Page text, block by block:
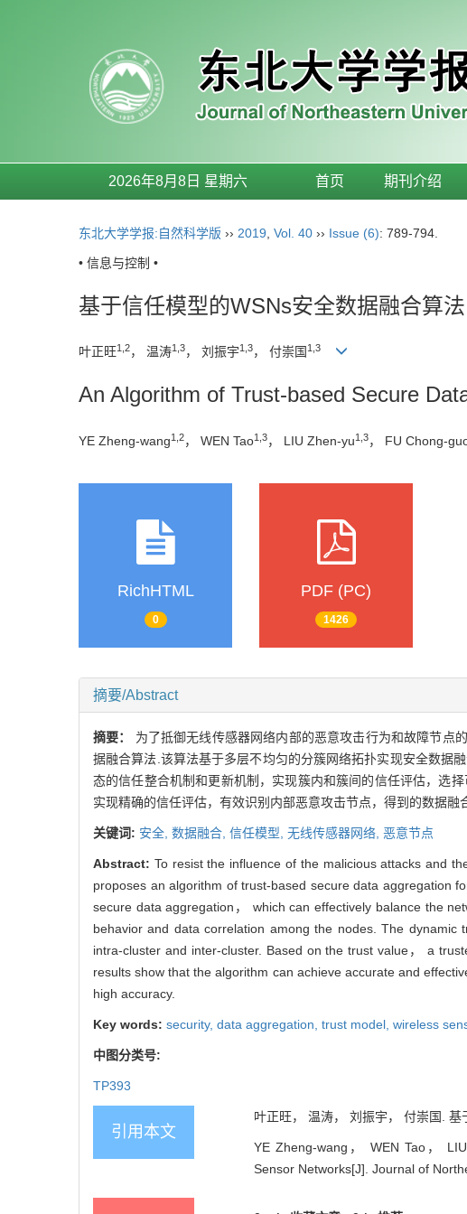
2026年8月8日 星期六 首页 期刊介绍
东北大学学报:自然科学版 ›› 2019 Vol. 40 ›› Issue (6): 789-794.
• 信息与控制 •
基于信任模型的WSNs安全数据融合算法
叶正旺1,2， 温涛1,3， 刘振宇1,3， 付崇国 1,3
An Algorithm of Trust-based Secure
YE Zheng-wang1,2， WEN Tao1,3， LIU Zhen-yu1,3， FU Chong-
RichHTML
0
PDF (PC)
1426
摘要/Abstract
摘要： 为了抵御无线传感器网络内部的恶意攻击行为和故障节点
据融合算法.该算法基于多层不均匀的分簇网络拓扑实现安全数据
态的信任整合机制和更新机制，实现簇内和簇间的信任评估，选
实现精确的信任评估，有效识别内部恶意攻击节点，得到的数据
关键词: 安全, 数据融合, 信任模型, 无线传感器网络, 恶意节点
Abstract: To resist the influence of the malicious attacks and
proposes an algorithm of trust-based secure data aggregation
secure data aggregation， which can effectively balance the
behavior and data correlation among the nodes. The
intra-cluster and inter-cluster. Based on the trust value， a
results show that the algorithm can achieve accurate and
high accuracy.
Key words: security, data aggregation, trust model, wireless
中图分类号:
TP393
引用本文
叶正旺， 温涛， 刘振宇， 付崇国.
YE Zheng-wang， WEN Tao，
Sensor Networks[J]. Journal of